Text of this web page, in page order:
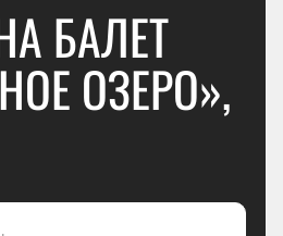
БАЛЕТ
ОЗЕРО»,